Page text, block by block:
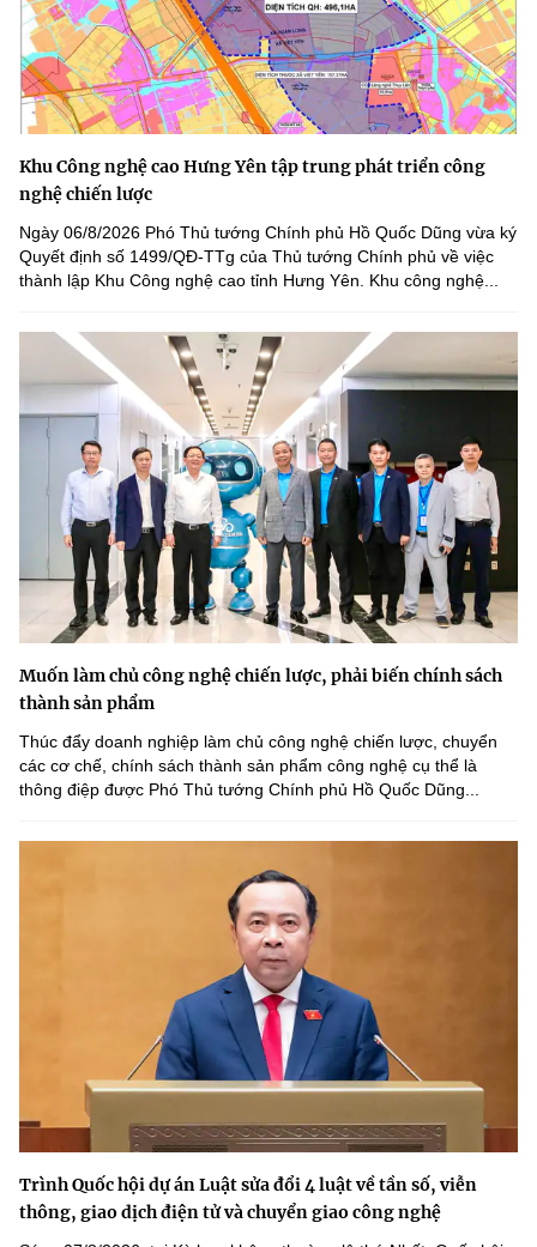
Khu Công nghệ cao Hưng Yên tập trung phát triển công
nghệ chiến lược
Ngày 06/8/2026 Phó Thủ tướng Chính phủ Hồ Quốc Dũng vừa ký
Quyết định số 1499/QĐ-TTg của Thủ tướng Chính phủ về việc
thành lập Khu Công nghệ cao tỉnh Hưng Yên. Khu công nghệ...
Muốn làm chủ công nghệ chiến lược, phải biến chính sách
thành sản phẩm
Thúc đẩy doanh nghiệp làm chủ công nghệ chiến lược, chuyển
các cơ chế, chính sách thành sản phẩm công nghệ cụ thể là
thông điệp được Phó Thủ tướng Chính phủ Hồ Quốc Dũng...
Trình Quốc hội dự án Luật sửa đổi 4 luật về tần số, viễn
thông, giao dịch điện tử và chuyển giao công nghệ